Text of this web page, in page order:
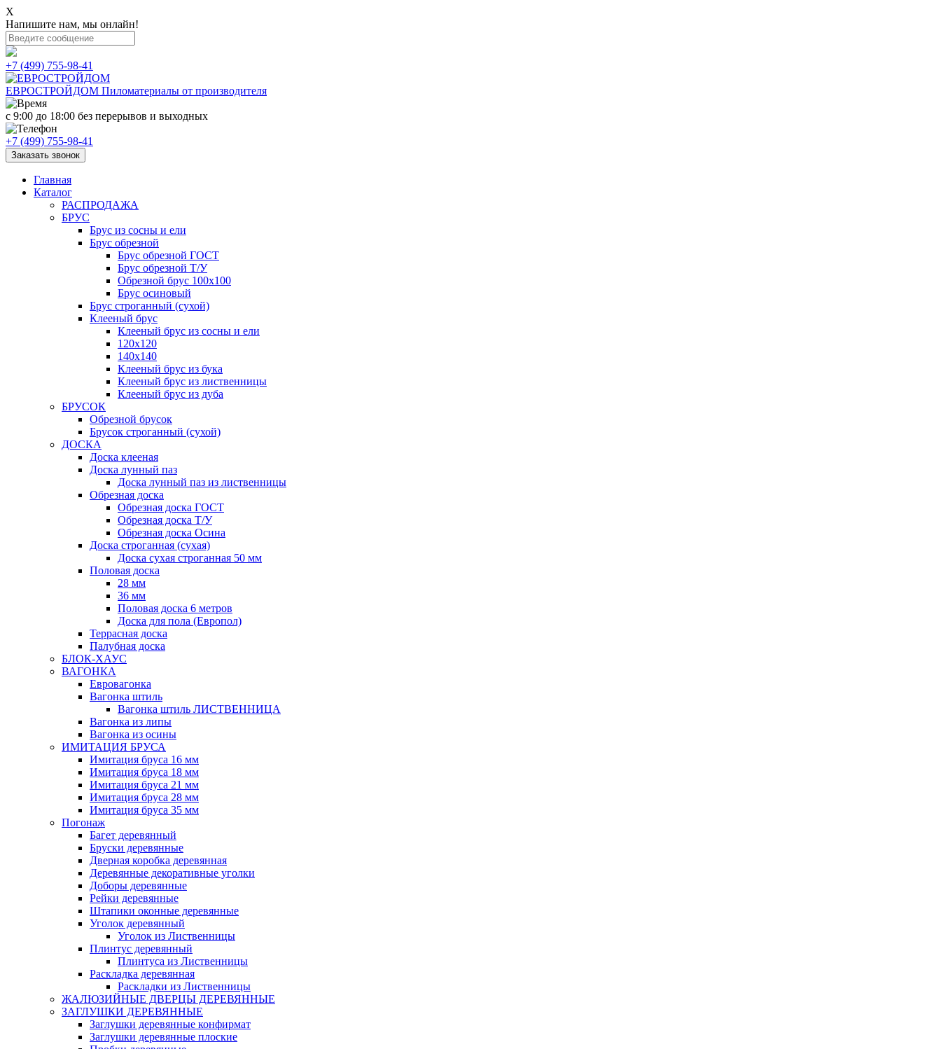
X
Напишите нам, мы онлайн!
+7 (499) 755-98-41
ЕВРОСТРОЙДОМ Пиломатериалы от производителя
с 9:00 до 18:00 без перерывов и выходных
+7 (499) 755-98-41
Заказать звонок
Главная
Каталог
РАСПРОДАЖА
БРУС
Брус из сосны и ели
Брус обрезной
Брус обрезной ГОСТ
Брус обрезной Т/У
Обрезной брус 100х100
Брус осиновый
Брус строганный (сухой)
Клееный брус
Клееный брус из сосны и ели
120х120
140х140
Клееный брус из бука
Клееный брус из лиственницы
Клееный брус из дуба
БРУСОК
Обрезной брусок
Брусок строганный (сухой)
ДОСКА
Доска клееная
Доска лунный паз
Доска лунный паз из лиственницы
Обрезная доска
Обрезная доска ГОСТ
Обрезная доска Т/У
Обрезная доска Осина
Доска строганная (сухая)
Доска сухая строганная 50 мм
Половая доска
28 мм
36 мм
Половая доска 6 метров
Доска для пола (Европол)
Террасная доска
Палубная доска
БЛОК-ХАУС
ВАГОНКА
Евровагонка
Вагонка штиль
Вагонка штиль ЛИСТВЕННИЦА
Вагонка из липы
Вагонка из осины
ИМИТАЦИЯ БРУСА
Имитация бруса 16 мм
Имитация бруса 18 мм
Имитация бруса 21 мм
Имитация бруса 28 мм
Имитация бруса 35 мм
Погонаж
Багет деревянный
Бруски деревянные
Дверная коробка деревянная
Деревянные декоративные уголки
Доборы деревянные
Рейки деревянные
Штапики оконные деревянные
Уголок деревянный
Уголок из Лиственницы
Плинтус деревянный
Плинтуса из Лиственницы
Раскладка деревянная
Раскладки из Лиственницы
ЖАЛЮЗИЙНЫЕ ДВЕРЦЫ ДЕРЕВЯННЫЕ
ЗАГЛУШКИ ДЕРЕВЯННЫЕ
Заглушки деревянные конфирмат
Заглушки деревянные плоские